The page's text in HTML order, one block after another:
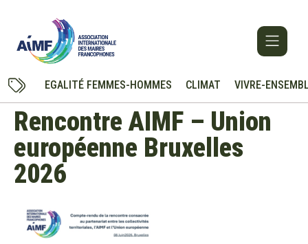
EGALITÉ FEMMES-HOMMES CLIMAT VIVRE-
Rencontre AIMF – Union
européenne Bruxelles
2026